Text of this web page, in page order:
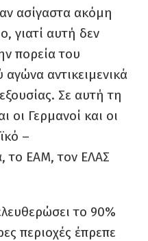
ασίγαστα ακόμη
γιατί αυτή δεν
πορεία του
αντικειμενικά
Σε αυτή τη
οι Γερμανοί και οι
–
το ΕΑΜ, τον ΕΛΑΣ
το 90%
περιοχές έπρεπε